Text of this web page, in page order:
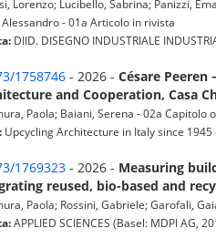
Lorenzo; Lucibello, Sabrina; Panizzi,
- 01a Articolo in rivista
DIID. DISEGNO INDUSTRIALE
1758746 - 2026 - Césare Peeren
and Cooperation, Casa
Paola; Baiani, Serena - 02a Capitolo
Upcycling Architecture in Italy since 1945
1769323 - 2026 - Measuring
reused, bio-based and
Paola; Rossini, Gabriele; Garofali,
APPLIED SCIENCES (Basel: MDPI AG,